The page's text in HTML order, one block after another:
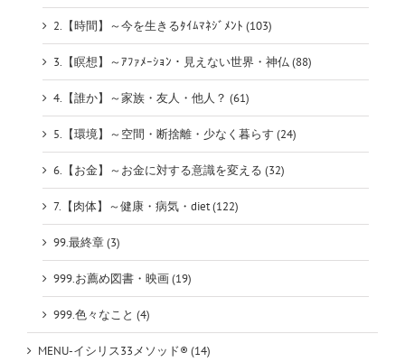
2.【時間】～今を生きるﾀｲﾑﾏﾈｼﾞﾒﾝﾄ (103)
3.【瞑想】～ｱﾌｧﾒｰｼｮﾝ・見えない世界・神仏 (88)
4.【誰か】～家族・友人・他人？ (61)
5.【環境】～空間・断捨離・少なく暮らす (24)
6.【お金】～お金に対する意識を変える (32)
7.【肉体】～健康・病気・diet (122)
99.最終章 (3)
999.お薦め図書・映画 (19)
999.色々なこと (4)
MENU-イシリス33メソッド® (14)